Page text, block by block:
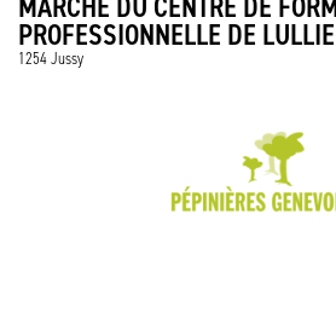
PROFESSIONNELLE DE
1254 Jussy